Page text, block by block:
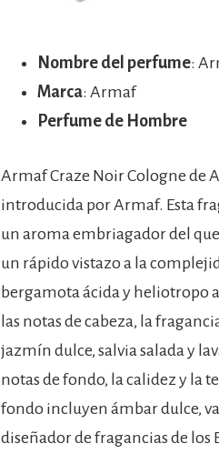
Nombre del perfume:
Marca: Armaf
Perfume de Hombre
Armaf Craze Noir Cologne de
introducida por Armaf. Esta
un aroma embriagador del
un rápido vistazo a la
bergamota ácida y heliotropo
las notas de cabeza, la
jazmín dulce, salvia salada y
notas de fondo, la calidez y la
fondo incluyen ámbar dulce,
diseñador de fragancias de los